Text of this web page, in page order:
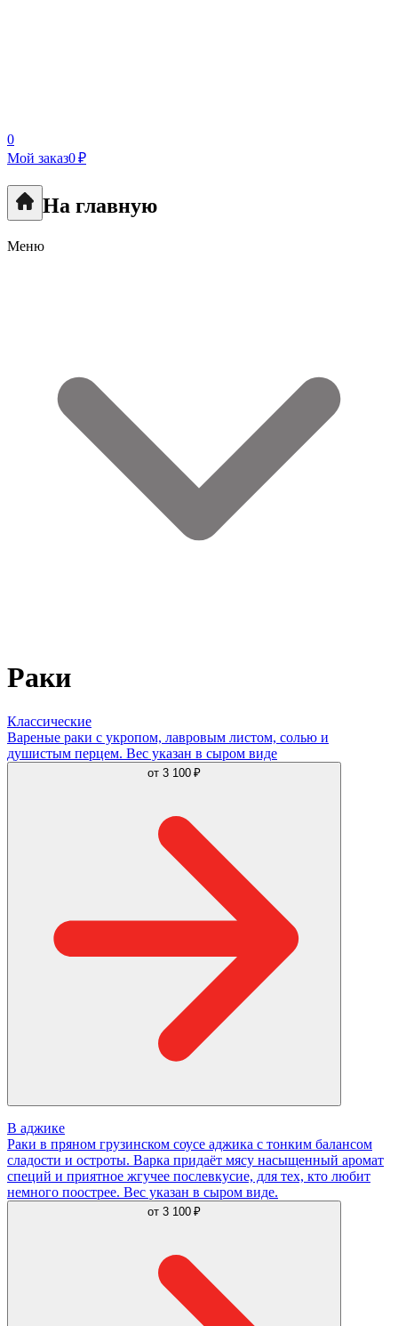
0
Мой заказ0 ₽
На главную
Меню
Раки
Классические
Вареные раки с укропом, лавровым листом, солью и
душистым перцем. Вес указан в сыром виде
от 3 100 ₽
В аджике
Раки в пряном грузинском соусе аджика с тонким балансом
сладости и остроты. Варка придаёт мясу насыщенный аромат
специй и приятное жгучее послевкусие, для тех, кто любит
немного поострее. Вес указан в сыром виде.
от 3 100 ₽